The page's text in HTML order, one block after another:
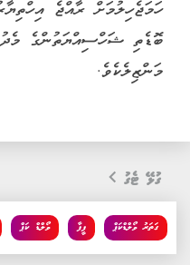
ހަމަޖެހިލުމަށް ރާއްޖެ
ބޮޑެތި ޝަހްސިއްޔަތުންގެ
މަންޒިލެކެވެ.
ގުޅޭ ޓެގު
ވޯލްޑް ކަޕް ފީފާ ގަތަރު ވޯލްޑްކަޕް